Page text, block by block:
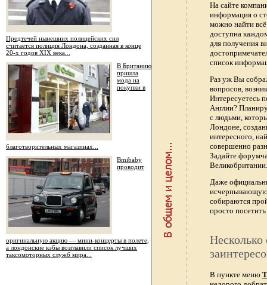
Предтечей нынешних полицейских сил
считается полиция Лондона, созданная в конце
20-х годов XIX века...
В Британию
пришла
мода на
покупки в
благотворительных магазинах...
Bmibaby
проводит
оригинальную акцию — мини-концерты в полете,
а лондонские кэбы возглавили список лучших
таксомоторных служб мира...
На сайте
информация о
можно найти
доступна
для получения
список
Раз уж Вы
вопросов,
Интересуетесь
Англии?
с людьми,
Лондоне,
интересного,
совершенно
Задайте
Даже
исчерпывающую
собираются
просто
Несколько
В пункте меню